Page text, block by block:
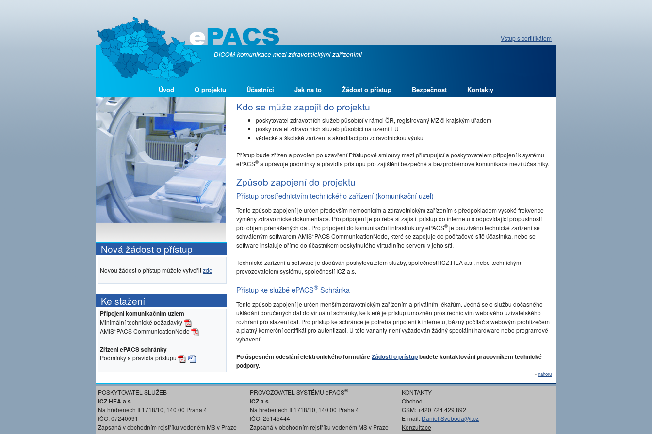
Vstup s certifikátem
Úvod O projektu Účastníci Jak na to Žádost o přístup Bezpečnost Kontakty
Nová žádost o přístup
Novou žádost o přístup můžete vytvořitzde
Ke stažení
Připojení komunikačním uzlem
Minimální technické požadavky
AMIS*PACS CommunicationNode
Zřízení ePACS schránky
Podmínky a pravidla přístupu
Kdo se může zapojit do projektu
poskytovatel zdravotních služeb působící v rámci ČR, registrovaný MZ či krajským úřadem
poskytovatel zdravotních služeb působící na území EU
vědecké a školské zařízení s akreditací pro zdravotnickou výuku
Přístup bude zřízen a povolen po uzavření Přístupové smlouvy mezi přistupující a poskytovatelem připojení k systému
ePACS®a upravuje podmínky a pravidla přístupu pro zajištění bezpečné a bezproblémové komunikace mezi účastníky.
Způsob zapojení do projektu
Přístup prostřednictvím technického zařízení (komunikační uzel)
Tento způsob zapojení je určen především nemocnicím a zdravotnickým zařízením s předpokladem vysoké frekvence
výměny zdravotnické dokumentace. Pro připojení je potřeba si zajistit přístup do internetu s odpovídající propustností
pro objem přenášených dat. Pro připojení do komunikační infrastruktury ePACS®je používáno technické zařízení se
schváleným softwarem AMIS*PACS CommunicationNode, které se zapojuje do počítačové sítě účastníka, nebo se
software instaluje přímo do účastníkem poskytnutého virtuálního serveru v jeho síti.
Technické zařízení a software je dodáván poskytovatelem služby, společností ICZ.HEA a.s., nebo technickým
provozovatelem systému, společností ICZ a.s.
Přístup ke službě ePACS® Schránka
Tento způsob zapojení je určen menším zdravotnickým zařízením a privátním lékařům. Jedná se o službu dočasného
ukládání doručených dat do virtuální schránky, ke které je přístup umožněn prostřednictvím webového uživatelského
rozhraní pro stažení dat. Pro přístup ke schránce je potřeba připojení k internetu, běžný počítač s webovým prohlížečem
a platný komerční certifikát pro autentizaci. U této varianty není vyžadován žádný speciální hardware nebo programové
vybavení.
Po úspěšném odeslání elektronického formulářeŽádosti o přístupbudete kontaktováni pracovníkem technické
podpory.
» nahoru
POSKYTOVATEL SLUŽEB
ICZ.HEA a.s.
Na hřebenech II 1718/10, 140 00 Praha 4
IČO: 07240091
Zapsaná v obchodním rejstříku vedeném MS v Praze
PROVOZOVATEL SYSTÉMU ePACS®
ICZ a.s.
Na hřebenech II 1718/10, 140 00 Praha 4
IČO: 25145444
Zapsaná v obchodním rejstříku vedeném MS v Praze
KONTAKTY
Obchod
GSM: +420 724 429 892
E-mail: Daniel.Svoboda@i.cz
Konzultace